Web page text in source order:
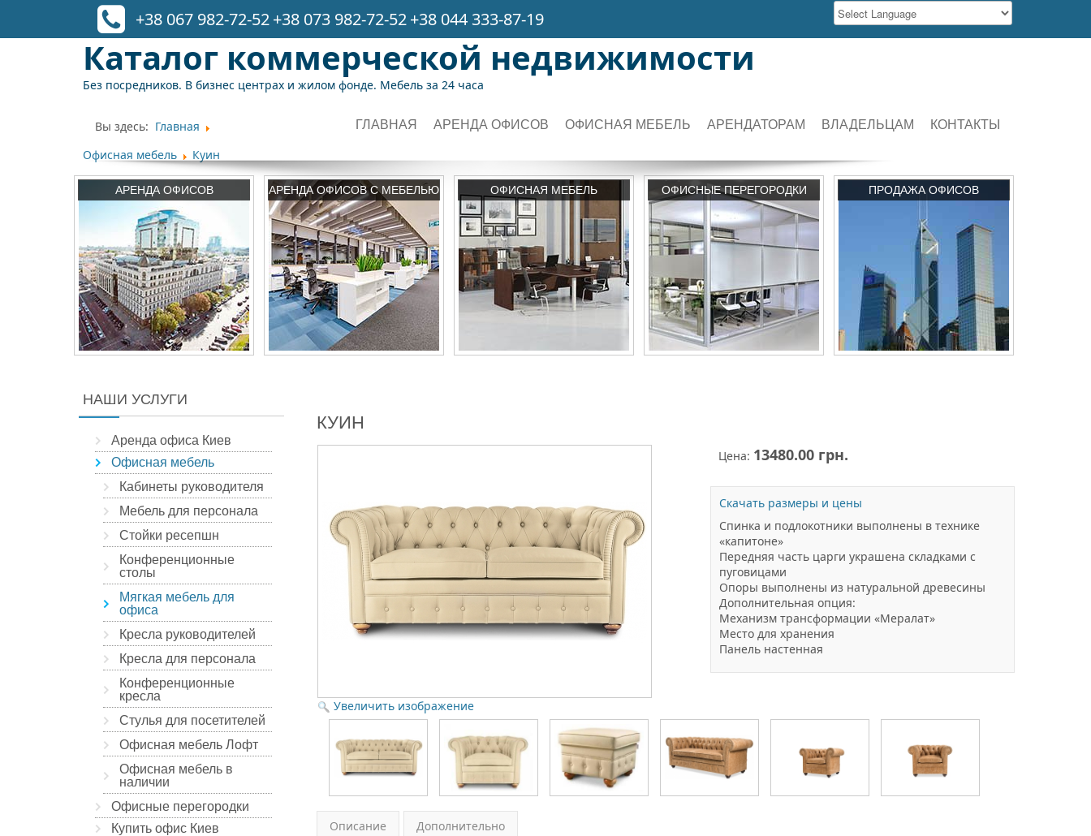
+38 067 982-72-52+38 073 982-72-52+38 044 333-87-19
Каталог коммерческой недвижимости
Без посредников. В бизнес центрах и жилом фонде. Мебель за 24 часа
ГЛАВНАЯ АРЕНДА ОФИСОВ ОФИСНАЯ МЕБЕЛЬ АРЕНДАТОРАМ ВЛАДЕЛЬЦАМ КОНТАКТЫ
Вы здесь: Главная
Офисная мебель
Куин
АРЕНДА ОФИСОВ АРЕНДА ОФИСОВ С МЕБЕЛЬЮ ОФИСНАЯ МЕБЕЛЬ ОФИСНЫЕ ПЕРЕГОРОДКИ ПРОДАЖА ОФИСОВ
НАШИ УСЛУГИ
Аренда офиса Киев
Офисная мебель
Кабинеты руководителя
Мебель для персонала
Стойки ресепшн
Конференционные
столы
Мягкая мебель для
офиса
Кресла руководителей
Кресла для персонала
Конференционные
кресла
Стулья для посетителей
Офисная мебель Лофт
Офисная мебель в
наличии
Офисные перегородки
Купить офис Киев
КУИН
Увеличить изображение
Цена: 13480.00 грн.
Скачать размеры и цены
Спинка и подлокотники выполнены в технике
«капитоне»
Передняя часть царги украшена складками с
пуговицами
Опоры выполнены из натуральной древесины
Дополнительная опция:
Механизм трансформации «Мералат»
Место для хранения
Панель настенная
Описание
Дополнительно